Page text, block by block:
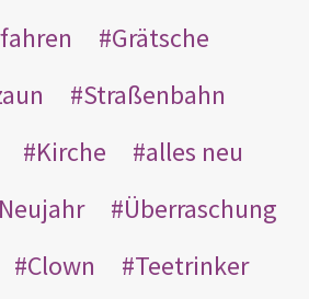
Grätsche
Straßenbahn
Kirche
alles neu
Neujahr
Überraschung
Clown
Teetrinker